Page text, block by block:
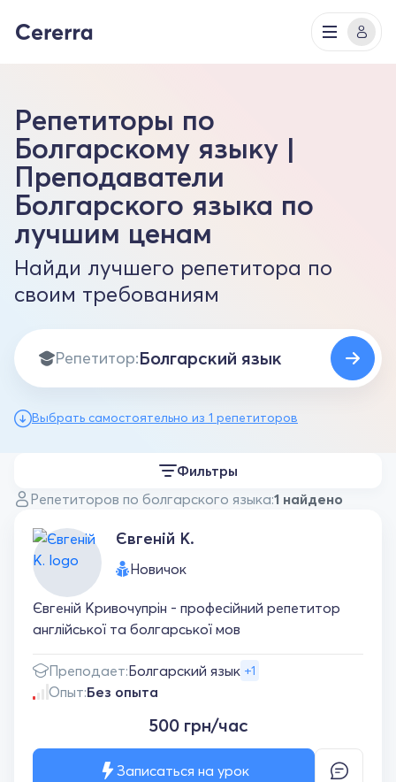
Репетиторы по
Болгарскому языку |
Преподаватели
Болгарского языка по
лучшим ценам
Найди лучшего репетитора по
своим требованиям
Репетитор:
Выбрать самостоятельно из 1 репетиторов
Репетиторов по болгарского языка:1 найдено
Фильтры
Євгеній К.
Новичок
Євгеній Кривочупрін - професійний репетитор
англійської та болгарської мов
Преподает:Болгарский язык +1
Опыт:Без опыта
500 грн/час
Записаться на урок